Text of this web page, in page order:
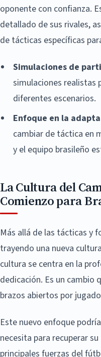
oponente con confianza.
detallado de sus rivales,
de tácticas específicas
Simulaciones de
simulaciones realistas
diferentes escenarios.
Enfoque en la
cambiar de táctica en
y el equipo brasileño
La Cultura del
Comienzo para
Más allá de las tácticas y
trayendo una nueva
cultura se centra en la
dedicación. Es un cambio
brazos abiertos por
Este nuevo enfoque
necesita para recuperar
principales fuerzas del